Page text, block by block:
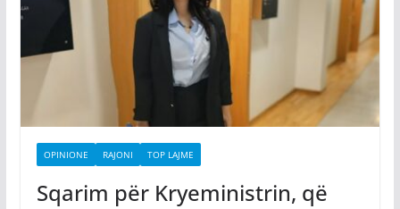
OPINIONE RAJONI TOP LAJME
Sqarim për Kryeministrin, që